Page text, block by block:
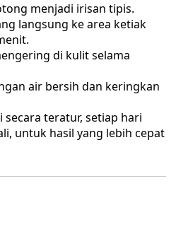
menjadi irisan tipis.
langsung ke area ketiak
di kulit selama
air bersih dan keringkan
teratur, setiap hari
untuk hasil yang lebih cepat